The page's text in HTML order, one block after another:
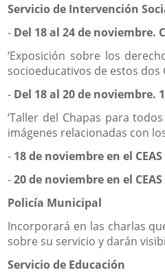
Servicio de Intervención
- Del 18 al 24 de noviembre.
‘Exposición sobre los
socioeducativos de estos
- Del 18 al 20 de noviembre.
‘Taller del Chapas para
imágenes relacionadas con
- 18 de noviembre en el
-20 de noviembre en el
Policía Municipal
Incorporará en las charlas
sobre su servicio y darán
Servicio de Educación